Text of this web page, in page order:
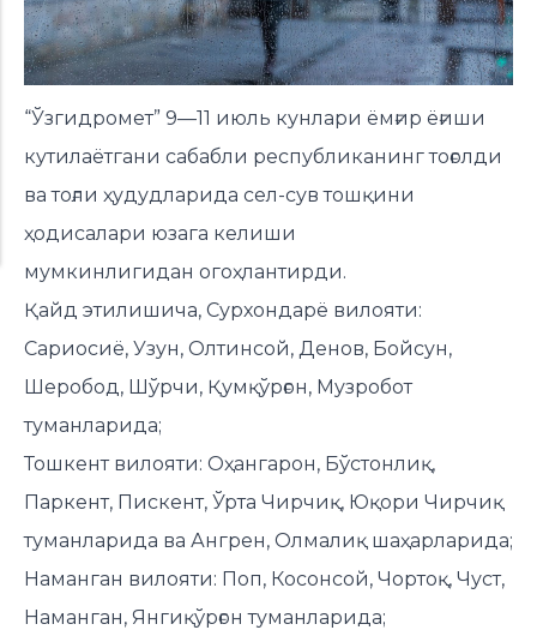
“Ўзгидромет” 9—11 июль кунлари ёмғир ёғиши
кутилаётгани сабабли республиканинг тоғолди
ва тоғли ҳудудларида сел-сув тошқини
ҳодисалари юзага келиши
мумкинлигидан огоҳлантирди.
Қайд этилишича, Сурхондарё вилояти:
Сариосиё, Узун, Олтинсой, Денов, Бойсун,
Шеробод, Шўрчи, Қумқўрғон, Музробот
туманларида;
Тошкент вилояти: Оҳангарон, Бўстонлиқ,
Паркент, Пискент, Ўрта Чирчиқ, Юқори Чирчиқ
туманларида ва Ангрен, Олмалиқ шаҳарларида;
Наманган вилояти: Поп, Косонсой, Чортоқ, Чуст,
Наманган, Янгиқўрғон туманларида;